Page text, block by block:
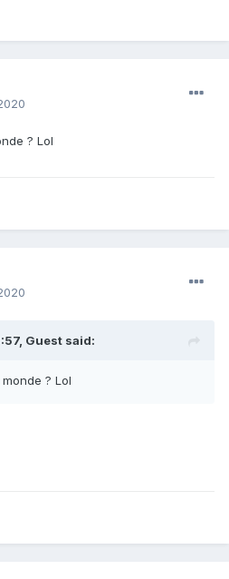
? Lol
Guest said:
? Lol